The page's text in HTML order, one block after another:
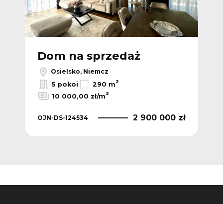
Dom na sprzedaż
Osielsko, Niemcz
5 pokoi
290 m2
10 000,00 zł/m2
OJN-DS-124534 2 900 000 zł